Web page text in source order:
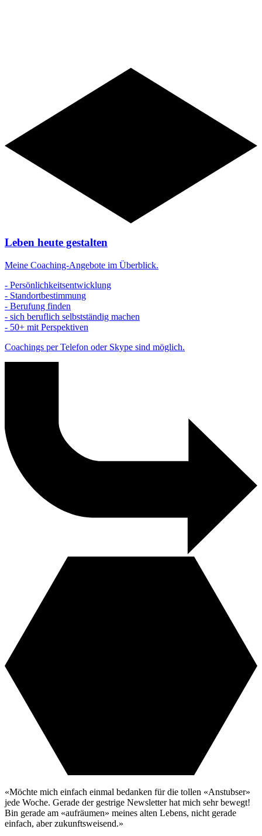
Leben heute gestalten
Meine Coaching-Angebote im Überblick.
- Persönlichkeitsentwicklung
- Standortbestimmung
- Berufung finden
- sich beruflich selbstständig machen
- 50+ mit Perspektiven
Coachings per Telefon oder Skype sind möglich.
«Möchte mich einfach einmal bedanken für die tollen «Anstubser»
jede Woche. Gerade der gestrige Newsletter hat mich sehr bewegt!
Bin gerade am «aufräumen» meines alten Lebens, nicht gerade
einfach, aber zukunftsweisend.»